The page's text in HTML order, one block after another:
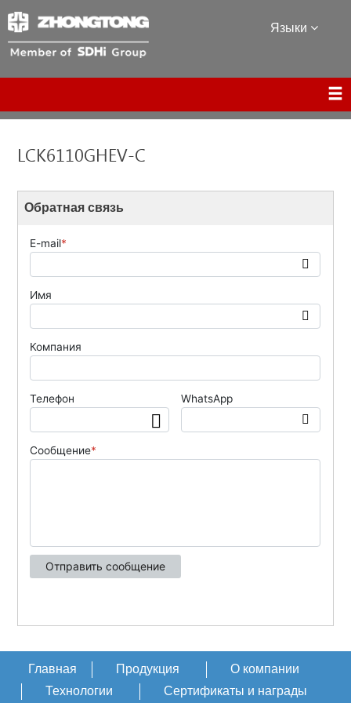
Языки
LCK6110GHEV-C
Обратная связь
Главная Продукция
О компании
Технологии
Сертификаты и награды